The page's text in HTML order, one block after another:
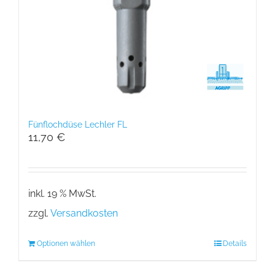
Fünflochdüse Lechler FL
11,70 €
inkl. 19 % MwSt.
zzgl. Versandkosten
Optionen wählen Details